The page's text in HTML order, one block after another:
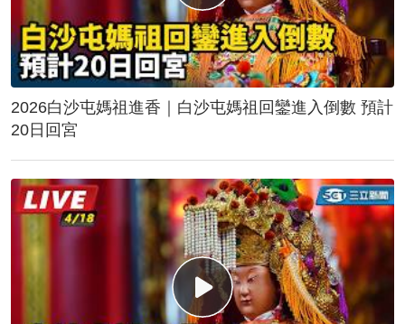
2026白沙屯媽祖進香｜白沙屯媽祖回鑾進入倒數 預計
20日回宮